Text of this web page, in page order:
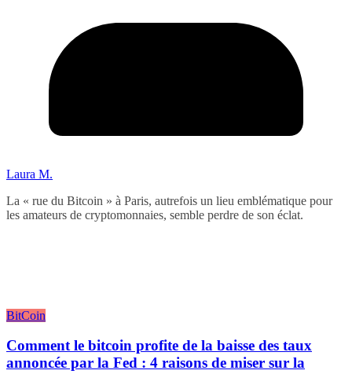
Laura M.
La « rue du Bitcoin » à Paris, autrefois un lieu emblématique pour
les amateurs de cryptomonnaies, semble perdre de son éclat.
BitCoin
Comment le bitcoin profite de la baisse des taux
annoncée par la Fed : 4 raisons de miser sur la